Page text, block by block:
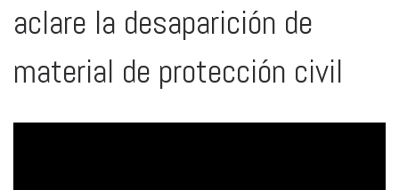
aclare la desaparición de
material de protección civil